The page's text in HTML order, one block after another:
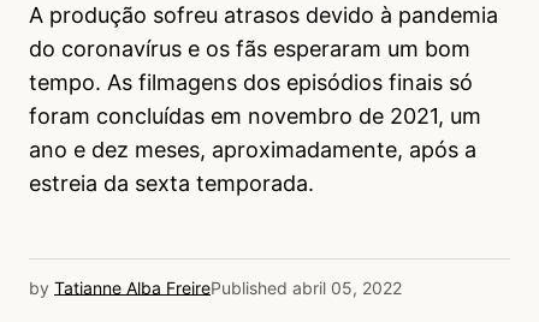
A produção sofreu atrasos devido à pandemia
do coronavírus e os fãs esperaram um bom
tempo. As filmagens dos episódios finais só
foram concluídas em novembro de 2021, um
ano e dez meses, aproximadamente, após a
estreia da sexta temporada.
by Tatianne Alba FreirePublished abril 05, 2022